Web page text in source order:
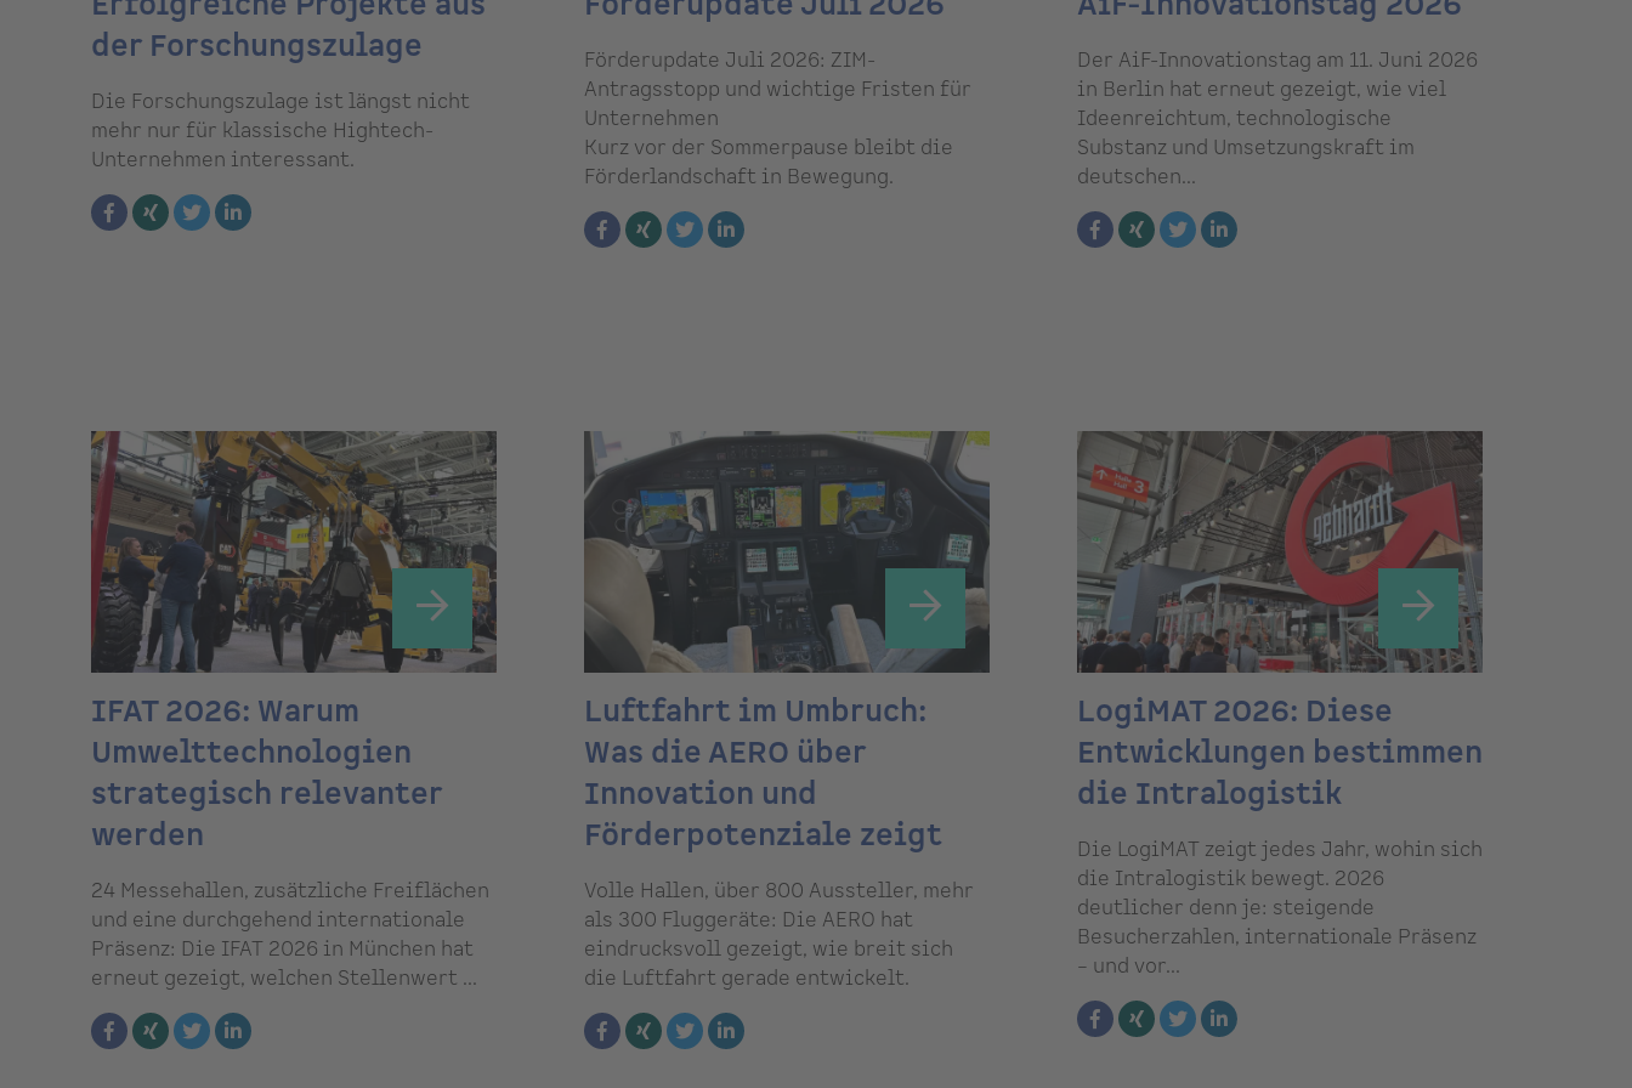
der Forschungszulage
Die Forschungszulage ist längst nicht
mehr nur für klassische Hightech-
Unternehmen interessant.
Förderupdate Juli 2026: ZIM-
Antragsstopp und wichtige Fristen für
Unternehmen
Kurz vor der Sommerpause bleibt die
Förderlandschaft in Bewegung.
Der AiF-Innovationstag am 11. Juni 2026
in Berlin hat erneut gezeigt, wie viel
Ideenreichtum, technologische
Substanz und Umsetzungskraft im
deutschen...
IFAT 2026: Warum
Umwelttechnologien
strategisch relevanter
werden
24 Messehallen, zusätzliche Freiflächen
und eine durchgehend internationale
Präsenz: Die IFAT 2026 in München hat
erneut gezeigt, welchen Stellenwert ...
Luftfahrt im Umbruch:
Was die AERO über
Innovation und
Förderpotenziale zeigt
Volle Hallen, über 800 Aussteller, mehr
als 300 Fluggeräte: Die AERO hat
eindrucksvoll gezeigt, wie breit sich
die Luftfahrt gerade entwickelt.
LogiMAT 2026: Diese
Entwicklungen bestimmen
die Intralogistik
Die LogiMAT zeigt jedes Jahr, wohin sich
die Intralogistik bewegt. 2026
deutlicher denn je: steigende
Besucherzahlen, internationale Präsenz
– und vor...